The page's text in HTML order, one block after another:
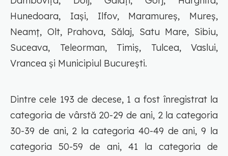
Hunedoara, Iași, Ilfov, Maramureș, Mureș,
Neamț, Olt, Prahova, Sălaj, Satu Mare, Sibiu,
Suceava, Teleorman, Timiș, Tulcea, Vaslui,
Vrancea și Municipiul București.
Dintre cele 193 de decese, 1 a fost înregistrat la
categoria de vârstă 20-29 de ani, 2 la categoria
30-39 de ani, 2 la categoria 40-49 de ani, 9 la
categoria 50-59 de ani, 41 la categoria de